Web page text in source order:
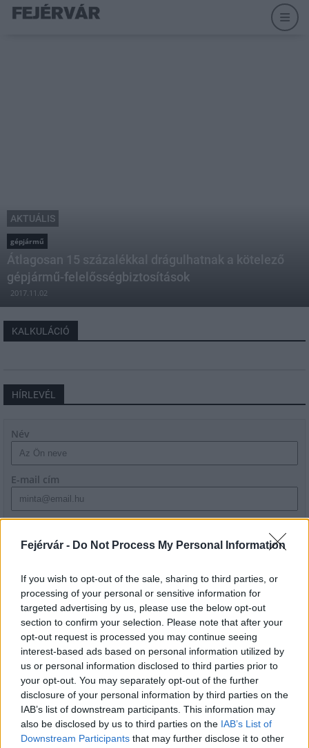
Fejérvár - Do Not Process My Personal Information
If you wish to opt-out of the sale, sharing to third parties, or
processing of your personal or sensitive information for
targeted advertising by us, please use the below opt-out
section to confirm your selection. Please note that after your
opt-out request is processed you may continue seeing
interest-based ads based on personal information utilized by
us or personal information disclosed to third parties prior to
your opt-out. You may separately opt-out of the further
disclosure of your personal information by third parties on the
IAB’s list of downstream participants. This information may
also be disclosed by us to third parties on the IAB’s List of
Downstream Participants that may further disclose it to other
AKTUÁLIS
gépjármű
Átlagosan 15 százalékkal drágulhatnak a kötelező
gépjármű-felelősségbiztosítások
2017.11.02
KALKULÁCIÓ
HÍRLEVÉL
Név
E-mail cím
szabályzatot!
LEGFRISSEBB
Országos hírek
Megérkezett az eső a Duna vízgyűjtőjére
Aktuális